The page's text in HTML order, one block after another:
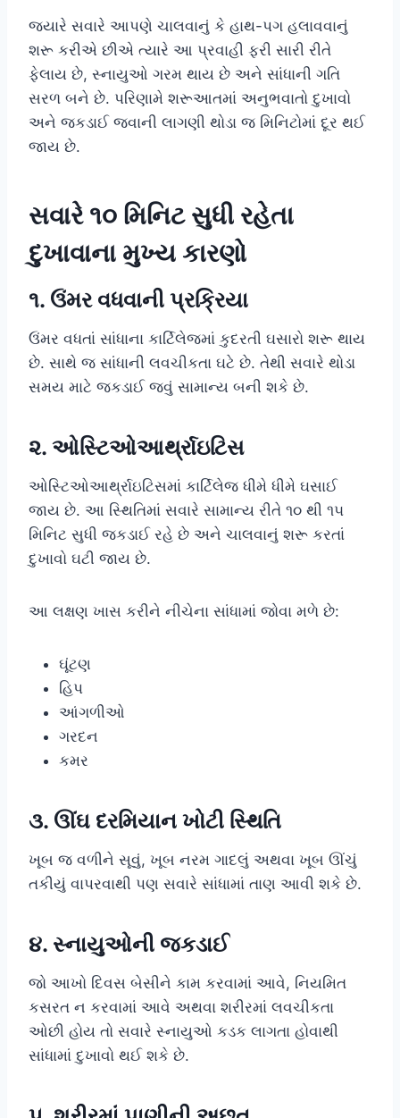
જ્યારે સવારે આપણે ચાલવાનું કે હાથ-પગ હલાવવાનું
શરૂ કરીએ છીએ ત્યારે આ પ્રવાહી ફરી સારી રીતે
ફેલાય છે, સ્નાયુઓ ગરમ થાય છે અને સાંધાની ગતિ
સરળ બને છે. પરિણામે શરૂઆતમાં અનુભવાતો દુખાવો
અને જકડાઈ જવાની લાગણી થોડા જ મિનિટોમાં દૂર થઈ
જાય છે.
સવારે ૧૦ મિનિટ સુધી રહેતા
દુખાવાના મુખ્ય કારણો
૧. ઉંમર વધવાની પ્રક્રિયા
ઉંમર વધતાં સાંધાના કાર્ટિલેજમાં કુદરતી ઘસારો શરૂ થાય
છે. સાથે જ સાંધાની લવચીકતા ઘટે છે. તેથી સવારે થોડા
સમય માટે જકડાઈ જવું સામાન્ય બની શકે છે.
૨. ઓસ્ટિઓઆર્થ્રાઇટિસ
ઓસ્ટિઓઆર્થ્રાઇટિસમાં કાર્ટિલેજ ધીમે ધીમે ઘસાઈ
જાય છે. આ સ્થિતિમાં સવારે સામાન્ય રીતે ૧૦ થી ૧૫
મિનિટ સુધી જકડાઈ રહે છે અને ચાલવાનું શરૂ કરતાં
દુખાવો ઘટી જાય છે.
આ લક્ષણ ખાસ કરીને નીચેના સાંધામાં જોવા મળે છે:
ઘૂંટણ
હિપ
આંગળીઓ
ગરદન
કમર
૩. ઊંઘ દરમિયાન ખોટી સ્થિતિ
ખૂબ જ વળીને સૂવું, ખૂબ નરમ ગાદલું અથવા ખૂબ ઊંચું
તકીયું વાપરવાથી પણ સવારે સાંધામાં તાણ આવી શકે છે.
૪. સ્નાયુઓની જકડાઈ
જો આખો દિવસ બેસીને કામ કરવામાં આવે, નિયમિત
કસરત ન કરવામાં આવે અથવા શરીરમાં લવચીકતા
ઓછી હોય તો સવારે સ્નાયુઓ કડક લાગતા હોવાથી
સાંધામાં દુખાવો થઈ શકે છે.